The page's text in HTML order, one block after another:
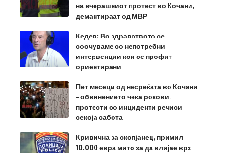
на вчерашниот протест во Кочани,
демантираат од МВР
Кедев: Во здравството се
соочуваме со непотребни
интервенции кои се профит
ориентирани
Пет месеци од несреќата во Кочани
– обвинението чека рокови,
протести со инциденти речиси
секоја сабота
Кривична за скопјанец, примил
10.000 евра мито за да влијае врз